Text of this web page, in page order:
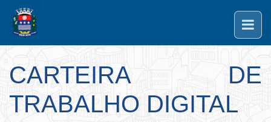
CARTEIRA DE
TRABALHO DIGITAL